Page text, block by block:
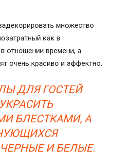
множество
как в
отношении времени, а
очень красиво и эффектно.
ДЛЯ ГОСТЕЙ
БЛЕСТКАМИ, А
И БЕЛЫЕ.